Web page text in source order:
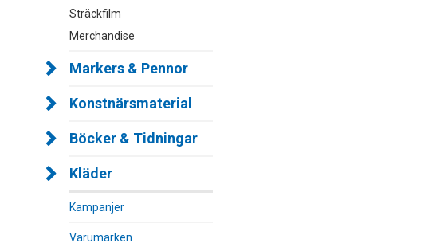
Sträckfilm
Merchandise
Markers & Pennor
Konstnärsmaterial
Böcker & Tidningar
Kläder
Kampanjer
Varumärken